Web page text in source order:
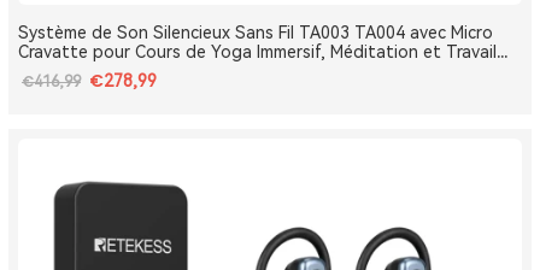
Système de Son Silencieux Sans Fil TA003 TA004 avec Micro
Cravatte pour Cours de Yoga Immersif, Méditation et Travail
Respiratoire
€416,99 €278,99